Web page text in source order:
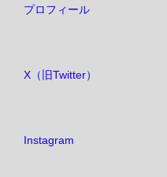
プロフィール
X（旧Twitter）
Instagram